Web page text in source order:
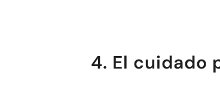
4. El cuidado